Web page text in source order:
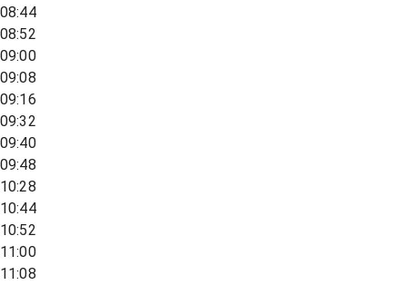
08:44
08:52
09:00
09:08
09:16
09:32
09:40
09:48
10:28
10:44
10:52
11:00
11:08